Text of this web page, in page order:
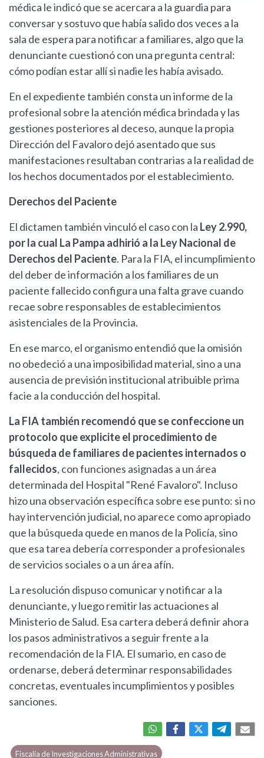
médica le indicó que se acercara a la guardia para
conversar y sostuvo que había salido dos veces a la
sala de espera para notificar a familiares, algo que la
denunciante cuestionó con una pregunta central:
cómo podían estar allí si nadie les había avisado.
En el expediente también consta un informe de la
profesional sobre la atención médica brindada y las
gestiones posteriores al deceso, aunque la propia
Dirección del Favaloro dejó asentado que sus
manifestaciones resultaban contrarias a la realidad de
los hechos documentados por el establecimiento.
Derechos del Paciente
El dictamen también vinculó el caso con la Ley 2.990,
por la cual La Pampa adhirió a la Ley Nacional de
Derechos del Paciente. Para la FIA, el incumplimiento
del deber de información a los familiares de un
paciente fallecido configura una falta grave cuando
recae sobre responsables de establecimientos
asistenciales de la Provincia.
En ese marco, el organismo entendió que la omisión
no obedeció a una imposibilidad material, sino a una
ausencia de previsión institucional atribuible prima
facie a la conducción del hospital.
La FIA también recomendó que se confeccione un
protocolo que explicite el procedimiento de
búsqueda de familiares de pacientes internados o
fallecidos, con funciones asignadas a un área
determinada del Hospital "René Favaloro". Incluso
hizo una observación específica sobre ese punto: si no
hay intervención judicial, no aparece como apropiado
que la búsqueda quede en manos de la Policía, sino
que esa tarea debería corresponder a profesionales
de servicios sociales o a un área afín.
La resolución dispuso comunicar y notificar a la
denunciante, y luego remitir las actuaciones al
Ministerio de Salud. Esa cartera deberá definir ahora
los pasos administrativos a seguir frente a la
recomendación de la FIA. El sumario, en caso de
ordenarse, deberá determinar responsabilidades
concretas, eventuales incumplimientos y posibles
sanciones.
Fiscalía de Investigaciones Administrativas